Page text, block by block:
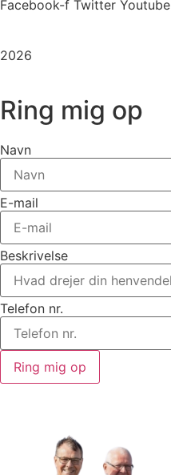
Facebook-f Twitter Youtube
2026
Ring mig op
Navn
E-mail
Beskrivelse
Telefon nr.
Ring mig op